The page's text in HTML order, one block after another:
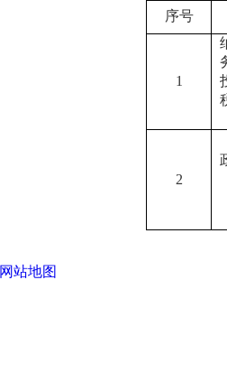
序号
1
2
网站地图